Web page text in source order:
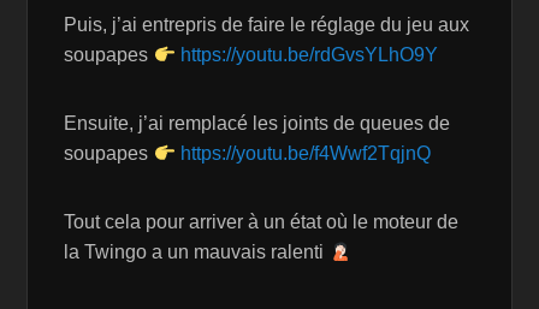
Puis, j’ai entrepris de faire le réglage du jeu aux
soupapes
https://youtu.be/rdGvsYLhO9Y
Ensuite, j’ai remplacé les joints de queues de
soupapes
https://youtu.be/f4Wwf2TqjnQ
Tout cela pour arriver à un état où le moteur de
la Twingo a un mauvais ralenti